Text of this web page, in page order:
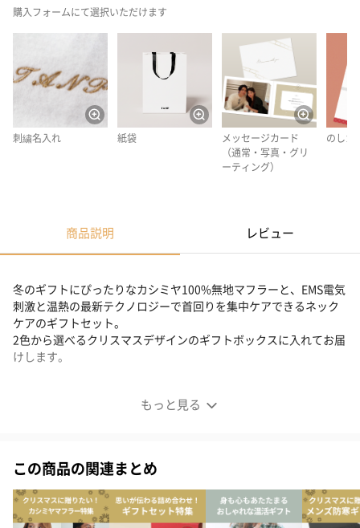
購入フォームにて選択いただけます
刺繍名入れ 紙袋
メッセージカード
（通常・写真・グリ
ーティング）
のしカ
商品説明 レビュー
もっと見る
冬のギフトにぴったりなカシミヤ100%無地マフラーと、EMS電気
刺激と温熱の最新テクノロジーで首回りを集中ケアできるネック
ケアのギフトセット。
2色から選べるクリスマスデザインのギフトボックスに入れてお届
けします。
NECK RELAXについて
RELAX。
仕事や通勤、家事の合間などのスキマ時間を利用して、いつでも
どこでも至福のリラックスタイムをお過ごしいただけます。
この商品の関連まとめ